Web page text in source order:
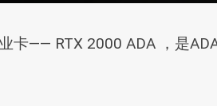
卡—— RTX 2000 ADA ，是